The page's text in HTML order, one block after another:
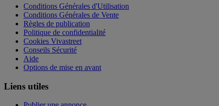
Conditions Générales d'Utilisation
Conditions Générales de Vente
Règles de publication
Politique de confidentialité
Cookies Vivastreet
Conseils Sécurité
Aide
Options de mise en avant
Liens utiles